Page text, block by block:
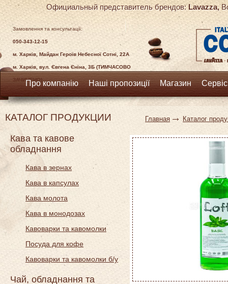
Официальный представитель брендов:Lavazza,
Замовлення та консультації:
050-343-12-15
м. Харків, Майдан Героїв Небесної Сотні, 22А
м. Харків, вул. Євгена Єніна, 3Б (ТИМЧАСОВО
ЗАЧИНЕНО)
Про компанію Наші пропозиції Магазин
КАТАЛОГ ПРОДУКЦИИ
Кава та кавове
обладнання
Кава в зернах
Кава в капсулах
Кава молота
Кава в монодозах
Кавоварки та кавомолки
Посуда для кофе
Кавоварки та кавомолки б/у
Чай, обладнання та
Главная Каталог